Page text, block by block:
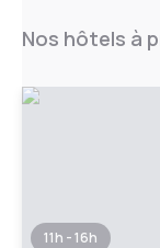
Nos hôtels à
11h - 16h